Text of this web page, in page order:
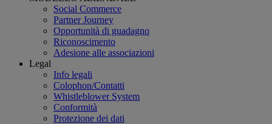
Social Commerce
Partner Journey
Opportunità di guadagno
Riconoscimento
Adesione alle associazioni
Legal
Info legali
Colophon/Contatti
Whistleblower System
Conformità
Protezione dei dati